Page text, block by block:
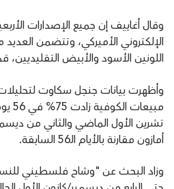
وقال أغاييف إن جميع الإصدارات
الإلكتروني الأميركي، وتتضمن العديد
اللونين الأسود والأبيض
وأظهرت بيانات جنجل سكاوت لتحليلات
تشرين الأول الماضي والثاني من
أمازون مقارنة بالأيام الـ56 السابقة.